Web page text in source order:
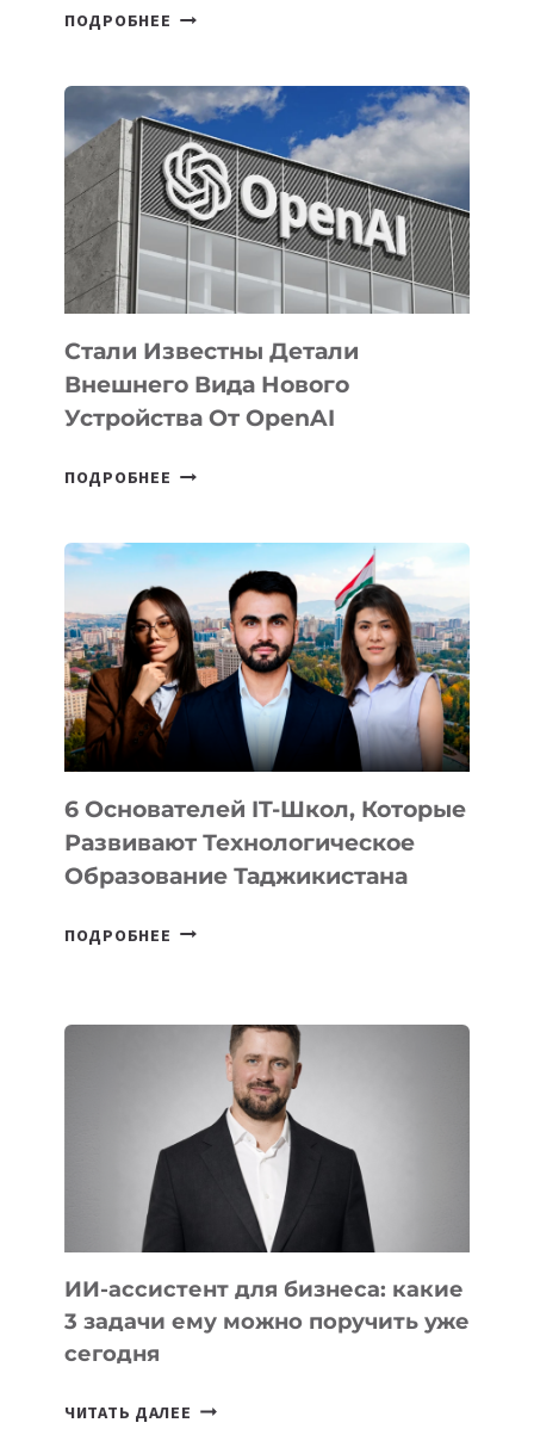
ПОДРОБНЕЕ
ПРИОРИТЕТНЫЕ
ЗАДАЧИ
ПО
РАЗВИТИЮ
ЭКОСИСТЕМЫ
ИСКУССТВЕННОГО
ИНТЕЛЛЕКТА
Стали Известны Детали
Внешнего Вида Нового
Устройства От OpenAI
ПОДРОБНЕЕ СТАЛИ
ВНЕШНЕГО
ВИДА
НОВОГО
УСТРОЙСТВА
ОТ
OPENAI
6 Основателей IT-Школ, Которые
Развивают Технологическое
Образование Таджикистана
ПОДРОБНЕЕ 6
КОТОРЫЕ
РАЗВИВАЮТ
ТЕХНОЛОГИЧЕСКОЕ
ОБРАЗОВАНИЕ
ТАДЖИКИСТАНА
ИИ-ассистент для бизнеса: какие
3 задачи ему можно поручить уже
сегодня
ЧИТАТЬ ДАЛЕЕ ИИ-